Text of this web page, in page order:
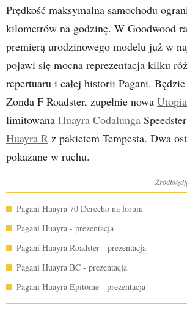
Prędkość maksymalna samochodu
kilometrów na godzinę. W Goodwood
premierą urodzinowego modelu już w
pojawi się mocna reprezentacja kilku
repertuaru i całej historii Pagani.
Zonda F Roadster, zupełnie nowa
limitowana Huayra Codalunga
Huayra R z pakietem Tempesta. Dwa
pokazane w ruchu.
Źródło/
Pagani Huayra 70 Derecho na forum
Pagani Huayra - prezentacja
Pagani Huayra Roadster - prezentacja
Pagani Huayra BC - prezentacja
Pagani Huayra Epitome - prezentacja